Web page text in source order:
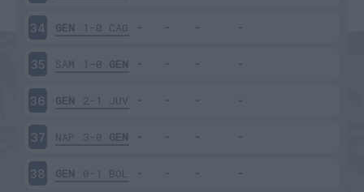
34 GEN 1-0 CAG
35 SAM 1-0 GEN
36 GEN 2-1 JUV
37 NAP 3-0 GEN
38 GEN 0-1 BOL